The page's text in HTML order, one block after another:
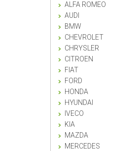
ALFA ROMEO
AUDI
BMW
CHEVROLET
CHRYSLER
CITROEN
FIAT
FORD
HONDA
HYUNDAI
IVECO
KIA
MAZDA
MERCEDES